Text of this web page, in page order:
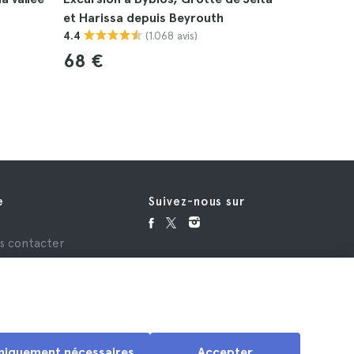
et Harissa depuis Beyrouth
4.4 (1.068 avis)
68 €
contacter
Suivez-nous sur